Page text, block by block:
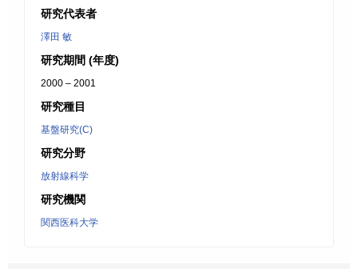
研究代表者
澤田 敏
研究期間 (年度)
2000 – 2001
研究種目
基盤研究(C)
研究分野
放射線科学
研究機関
関西医科大学